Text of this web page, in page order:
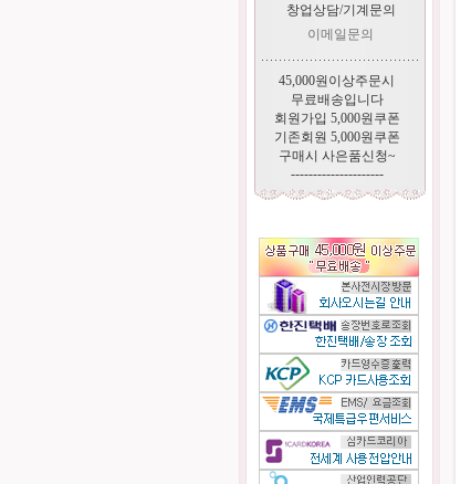
창업상담/기계문의
이메일문의
45,000원이상주문시
무료배송입니다
회원가입 5,000원쿠폰
기존회원 5,000원쿠폰
구매시 사은품신청~
---------------------